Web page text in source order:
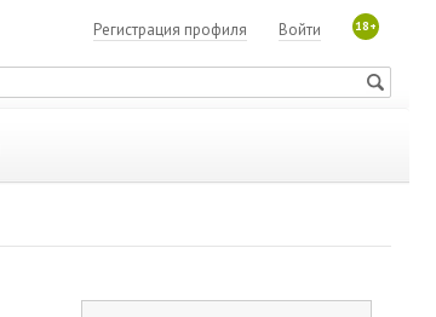
18+
Войти
Регистрация профиля